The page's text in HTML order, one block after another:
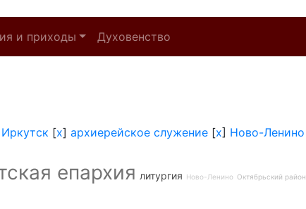
и приходы Духовенство
Иркутск [x] архиерейское служение [x] Ново-Ленино
епархия литургия Ново-Ленино Октябрьский район